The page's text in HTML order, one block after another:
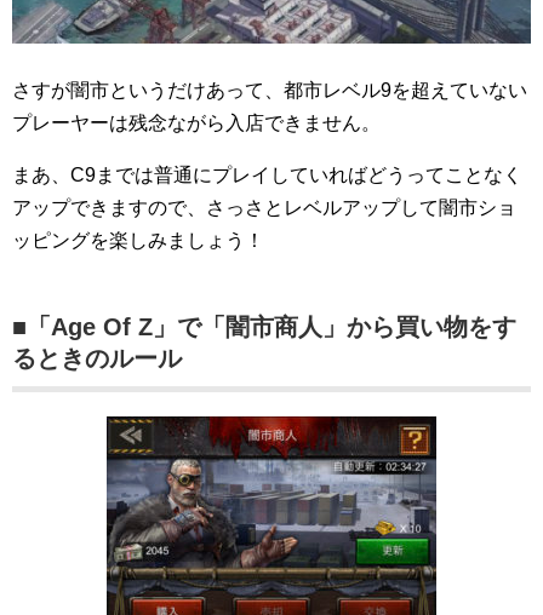
さすが闇市というだけあって、都市レベル9を超えていない
プレーヤーは残念ながら入店できません。
まあ、C9までは普通にプレイしていればどうってことなく
アップできますので、さっさとレベルアップして闇市ショ
ッピングを楽しみましょう！
■「Age Of Z」で「闇市商人」から買い物をす
るときのルール